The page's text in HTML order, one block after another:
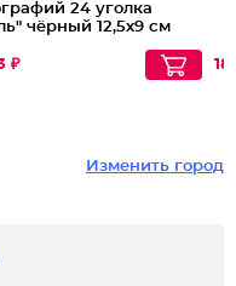
24 уголка
чёрный 12,5х9 см
₽
Изменить город